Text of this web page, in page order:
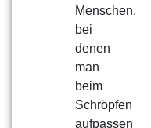
Menschen,
bei
denen
man
beim
Schröpfen
aufpassen